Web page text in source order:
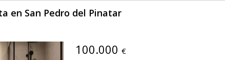
en San Pedro del Pinatar
100.000 €